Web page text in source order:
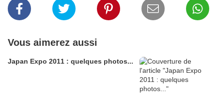
Vous aimerez aussi
Japan Expo 2011 : quelques photos...